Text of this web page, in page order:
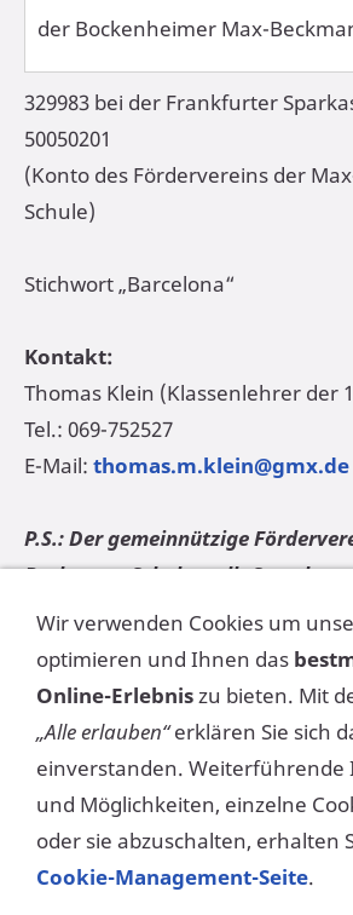
der Bockenheimer Max-
329983 bei der Frankfurter
50050201
(Konto des Fördervereins der
Schule)
Stichwort „Barcelona“
Kontakt:
Thomas Klein (Klassenlehrer der
Tel.: 069-752527
E-Mail: thomas.m.klein@gmx.de
P.S.: Der gemeinnützige
Beckmann-Schule stellt
und bis zu 200 Euro einschließlich
Finanzamt ein Kontoauszug als
Spende.
PRESSE:
FNP: Beckmann-Schüler um
Wir verwenden Cookies um
optimieren und Ihnen das
Online-Erlebniszu bieten. Mit
„Alle erlauben“erklären Sie sich
einverstanden.
und Möglichkeiten, einzelne
oder sie abzuschalten, erhalten
Cookie-Management-Seite.